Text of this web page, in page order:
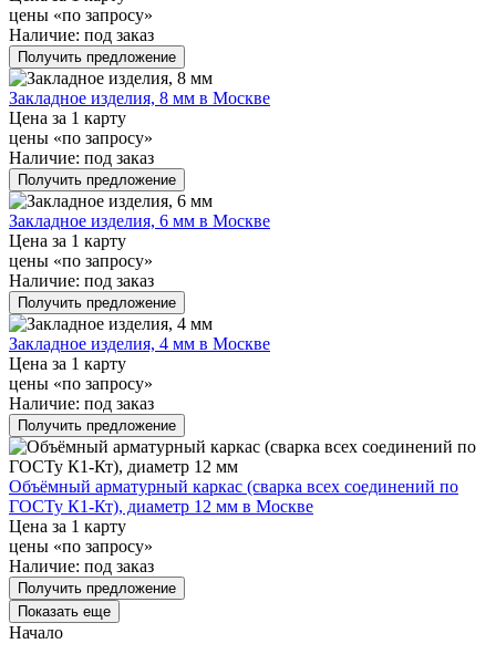
цены «по запросу»
Наличие: под заказ
Получить предложение
Закладное изделия, 8 мм в Москве
Цена за 1 карту
цены «по запросу»
Наличие: под заказ
Получить предложение
Закладное изделия, 6 мм в Москве
Цена за 1 карту
цены «по запросу»
Наличие: под заказ
Получить предложение
Закладное изделия, 4 мм в Москве
Цена за 1 карту
цены «по запросу»
Наличие: под заказ
Получить предложение
Объёмный арматурный каркас (сварка всех соединений по
ГОСТу К1-Кт), диаметр 12 мм в Москве
Цена за 1 карту
цены «по запросу»
Наличие: под заказ
Получить предложение
Показать еще
Начало